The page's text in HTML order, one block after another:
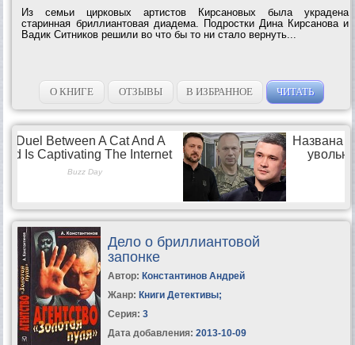
Из семьи цирковых артистов Кирсановых была украдена
старинная бриллиантовая диадема. Подростки Дина Кирсанова и
Вадик Ситников решили во что бы то ни стало вернуть...
О КНИГЕ ОТЗЫВЫ В ИЗБРАННОЕ ЧИТАТЬ
Дело о бриллиантовой
запонке
Автор: Константинов Андрей
Жанр: Книги Детективы;
Серия: 3
Дата добавления: 2013-10-09